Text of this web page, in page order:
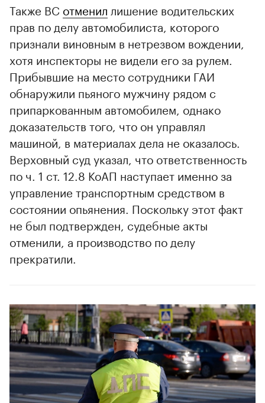
Также ВС отменил лишение водительских
прав по делу автомобилиста, которого
признали виновным в нетрезвом вождении,
хотя инспекторы не видели его за рулем.
Прибывшие на место сотрудники ГАИ
обнаружили пьяного мужчину рядом с
припаркованным автомобилем, однако
доказательств того, что он управлял
машиной, в материалах дела не оказалось.
Верховный суд указал, что ответственность
по ч. 1 ст. 12.8 КоАП наступает именно за
управление транспортным средством в
состоянии опьянения. Поскольку этот факт
не был подтвержден, судебные акты
отменили, а производство по делу
прекратили.